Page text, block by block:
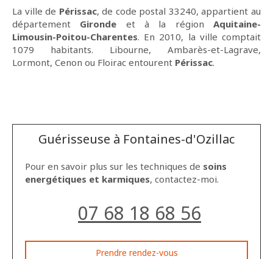
La ville de Périssac, de code postal 33240, appartient au
département Gironde et à la régionAquitaine-
Limousin-Poitou-Charentes. En 2010, la ville comptait
1079 habitants. Libourne, Ambarès-et-Lagrave,
Lormont, Cenon ou Floirac entourent Périssac.
Guérisseuse à Fontaines-d'Ozillac
Pour en savoir plus sur les techniques de soins
energétiques et karmiques, contactez-moi.
07 68 18 68 56
Prendre rendez-vous